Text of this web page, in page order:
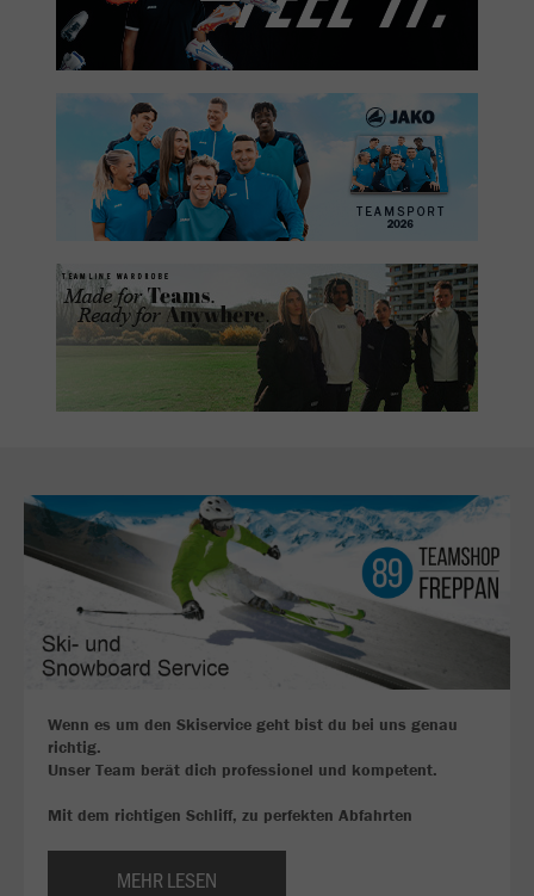
Wenn es um den Skiservice geht bist du bei uns genau
richtig.
Unser Team berät dich professionel und kompetent.
Mit dem richtigen Schliff, zu perfekten Abfahrten
MEHR LESEN